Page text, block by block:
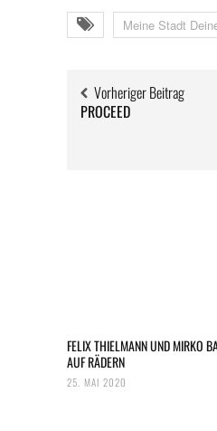
Meine Stadt
Vorheriger Beitrag
PROCEED
FELIX THIELMANN UND MIRKO
AUF RÄDERN
25. MAI 2020